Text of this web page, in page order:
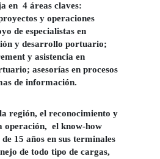
en 4 áreas claves:
y operaciones
de especialistas en
y desarrollo portuario;
y asistencia en
asesorías en procesos
de información.
región, el reconocimiento y
operación, el know-how
15 años en sus terminales
de todo tipo de cargas,